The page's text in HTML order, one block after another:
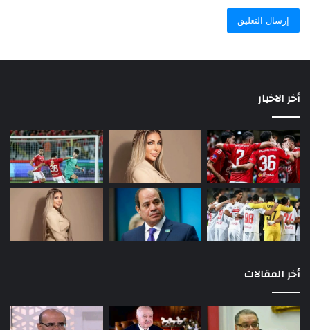
أخر الاخبار
أخر المقالات